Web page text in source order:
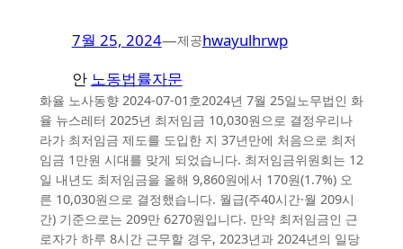
7월 25, 2024—제공hwayulhrwp
안 노동법률자문
화율 노사동향 2024-07-01호2024년 7월 25일노무법인 화
율 뉴스레터 2025년 최저임금 10,030원으로 결정우리나
라가 최저임금 제도를 도입한 지 37년만에 처음으로 최저
임금 1만원 시대를 맞게 되었습니다. 최저임금위원회는 12
일 내년도 최저임금을 올해 9,860원에서 170원(1.7%) 오
른 10,030원으로 결정했습니다. 월급(주40시간·월 209시
간) 기준으로는 209만 6270원입니다. 만약 최저임금인 근
로자가 하루 8시간 근무할 경우, 2023년과 2024년의 일당